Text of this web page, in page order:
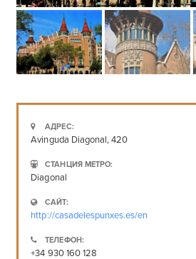
АДРЕС:
Avinguda Diagonal, 420
СТАНЦИЯ МЕТРО:
Diagonal
САЙТ:
http://casadelespunxes.es/en
ТЕЛЕФОН:
+34 930 160 128